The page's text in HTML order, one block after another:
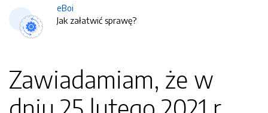
eBoi
Jak załatwić sprawę?
Zawiadamiam, że w